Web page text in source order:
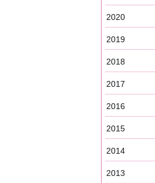
2020
2019
2018
2017
2016
2015
2014
2013